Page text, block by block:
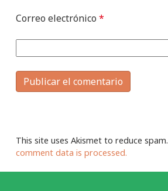
Correo electrónico *
This site uses Akismet to reduce spam.
comment data is processed.